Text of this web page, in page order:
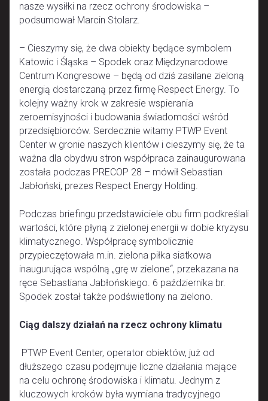
nasze wysiłki na rzecz ochrony środowiska –
podsumował Marcin Stolarz.
– Cieszymy się, że dwa obiekty będące symbolem
Katowic i Śląska – Spodek oraz Międzynarodowe
Centrum Kongresowe – będą od dziś zasilane zieloną
energią dostarczaną przez firmę Respect Energy. To
kolejny ważny krok w zakresie wspierania
zeroemisyjności i budowania świadomości wśród
przedsiębiorców. Serdecznie witamy PTWP Event
Center w gronie naszych klientów i cieszymy się, że ta
ważna dla obydwu stron współpraca zainaugurowana
została podczas PRECOP 28 – mówił Sebastian
Jabłoński, prezes Respect Energy Holding.
Podczas briefingu przedstawiciele obu firm podkreślali
wartości, które płyną z zielonej energii w dobie kryzysu
klimatycznego. Współpracę symbolicznie
przypieczętowała m.in. zielona piłka siatkowa
inaugurująca wspólną „grę w zielone“, przekazana na
ręce Sebastiana Jabłońskiego. 6 października br.
Spodek został także podświetlony na zielono.
Ciąg dalszy działań na rzecz ochrony klimatu
PTWP Event Center, operator obiektów, już od
dłuższego czasu podejmuje liczne działania mające
na celu ochronę środowiska i klimatu. Jednym z
kluczowych kroków była wymiana tradycyjnego